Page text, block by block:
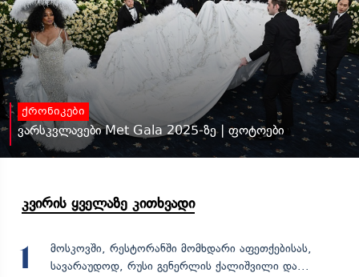
ქრონიკები
ვარსკვლავები Met Gala 2025-ზე | ფოტოები
კვირის ყველაზე კითხვადი
1
მოსკოვში, რესტორანში მომხდარი აფეთქებისას,
სავარაუდოდ, რუსი გენერლის ქალიშვილი და...